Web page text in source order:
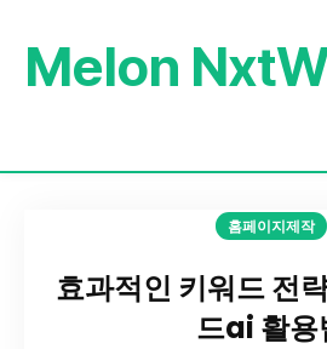
Melon
홈페이지제작
효과적인 키워드 전
드ai 활용